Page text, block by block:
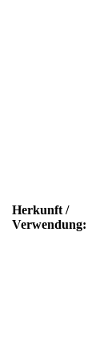
Herkunft /
Verwendung: